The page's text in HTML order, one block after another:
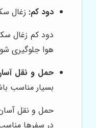
دود کم: زغال
دود کم زغال
هوا جلوگیری
حمل و نقل
بسیار مناسب
حمل و نقل
در سفرها